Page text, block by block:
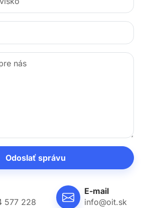
Odoslať správu
577 228
E-mail
info@oit.sk